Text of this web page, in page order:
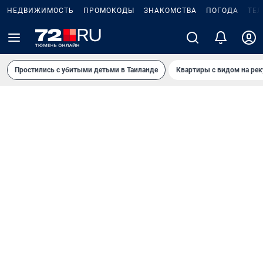
НЕДВИЖИМОСТЬ ПРОМОКОДЫ ЗНАКОМСТВА ПОГОДА
Простились с убитыми детьми в Таиланде Квартиры с видом на